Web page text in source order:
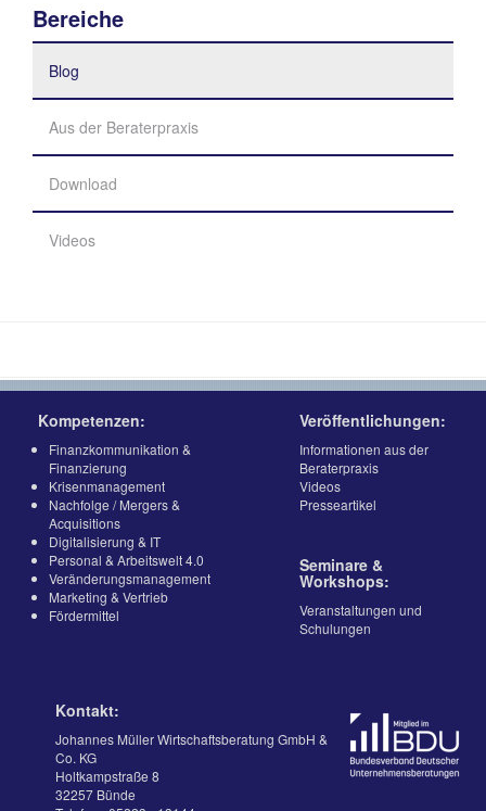
Bereiche
Blog
Aus der Beraterpraxis
Download
Videos
Kompetenzen:
Finanzkommunikation &
Finanzierung
Krisenmanagement
Nachfolge / Mergers &
Acquisitions
Digitalisierung & IT
Personal & Arbeitswelt 4.0
Veränderungsmanagement
Marketing & Vertrieb
Fördermittel
Veröffentlichungen:
Informationen aus der
Beraterpraxis
Videos
Presseartikel
Seminare &
Workshops:
Veranstaltungen und
Schulungen
Kontakt:
Johannes Müller Wirtschaftsberatung GmbH &
Co. KG
Holtkampstraße 8
32257 Bünde